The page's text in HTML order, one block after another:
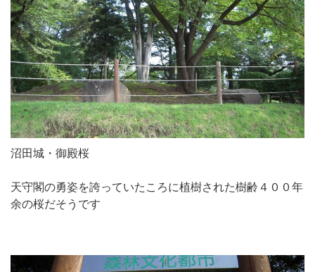
沼田城・御殿桜
天守閣の勇姿を誇っていたころに植樹された樹齢４００年
余の桜だそうです